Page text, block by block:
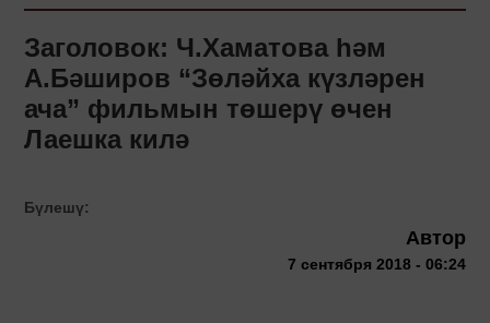
Заголовок: Ч.Хаматова һәм
А.Бәширов “Зөләйха күзләрен
ача” фильмын төшерү өчен
Лаешка килә
Бүлешү:
Автор
7 сентября 2018 - 06:24